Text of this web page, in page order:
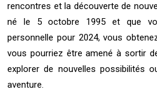
rencontres et la découverte de
né le 5 octobre 1995 et que
personnelle pour 2024, vous
vous pourriez être amené à sortir
explorer de nouvelles possibilités
aventure.